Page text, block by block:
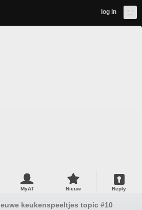
log in
MyAT Nieuw Reply
keukenspeeltjes topic #10